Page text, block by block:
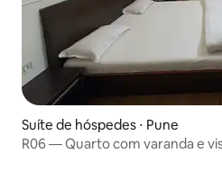
Suíte de hóspedes ⋅ Pune
R06 — Quarto com varanda e